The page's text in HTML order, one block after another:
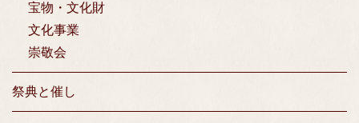
宝物・文化財
文化事業
崇敬会
祭典と催し